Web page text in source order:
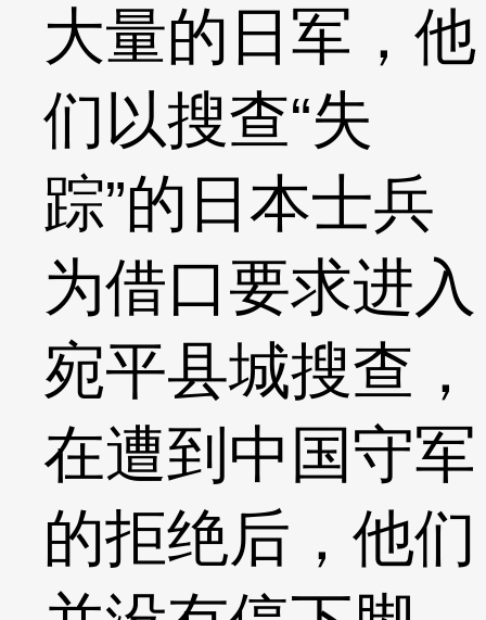
大量的日军，他
们以搜查“失
踪”的日本士兵
为借口要求进入
宛平县城搜查，
在遭到中国守军
的拒绝后，他们